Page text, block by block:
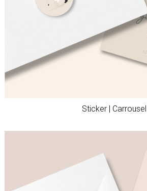
Sticker | Carrousel